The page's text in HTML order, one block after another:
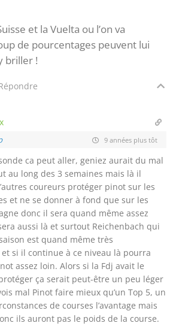
et la Vuelta ou l’on va
de pourcentages peuvent lui
briller !
9 années plus tôt
ca peut aller, geniez aurait du mal
au long des 3 semaines mais là il
coureurs protéger pinot sur les
et ne se donner à fond que sur les
donc il sera quand même assez
aussi là et surtout Reichenbach qui
est quand même très
si il continue à ce niveau là pourra
assez loin. Alors si la Fdj avait le
ça serait peut-être un peu léger
mal Pinot faire mieux qu’un Top 5, un
de courses l’avantage mais
ils auront pas le poids de la course.